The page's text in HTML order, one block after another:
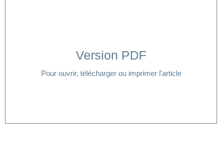
Version PDF
Pour ouvrir, télécharger ou imprimer l'article
Cliquer ici